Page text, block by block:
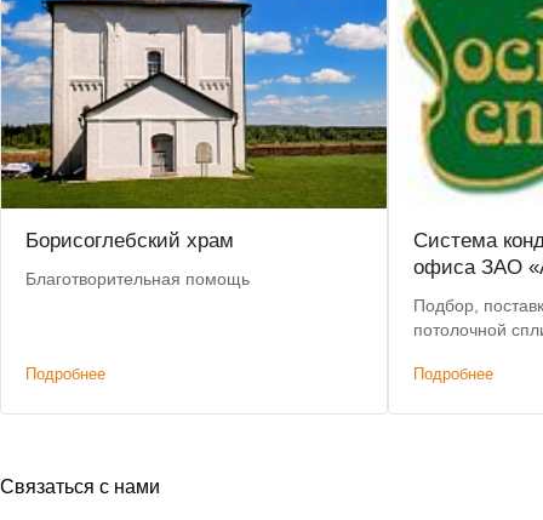
Борисоглебский храм
Благотворительная помощь
Подробнее
Система
офиса ЗАО
Подбор,
потолочной
Подробнее
Связаться с нами